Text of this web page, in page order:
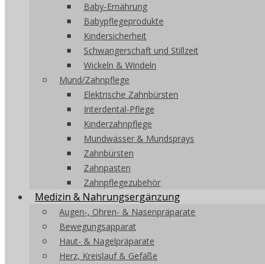
Baby-Ernährung
Babypflegeprodukte
Kindersicherheit
Schwangerschaft und Stillzeit
Wickeln & Windeln
Mund/Zahnpflege
Elektrische Zahnbürsten
Interdental-Pflege
Kinderzahnpflege
Mundwässer & Mundsprays
Zahnbürsten
Zahnpasten
Zahnpflegezubehör
Medizin & Nahrungsergänzung
Augen-, Ohren- & Nasenpräparate
Bewegungsapparat
Haut- & Nagelpräparate
Herz, Kreislauf & Gefäße